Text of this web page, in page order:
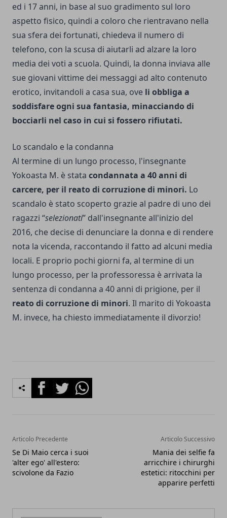
ed i 17 anni, in base al suo gradimento sul loro
aspetto fisico, quindi a coloro che rientravano nella
sua sfera dei fortunati, chiedeva il numero di
telefono, con la scusa di aiutarli ad alzare la loro
media dei voti a scuola. Quindi, la donna inviava alle
sue giovani vittime dei messaggi ad alto contenuto
erotico, invitandoli a casa sua, ove li obbliga a
soddisfare ogni sua fantasia, minacciando di
bocciarli nel caso in cui si fossero rifiutati.
Lo scandalo e la condanna
Al termine di un lungo processo, l'insegnante
Yokoasta M. è stata condannata a 40 anni di
carcere, per il reato di corruzione di minori. Lo
scandalo è stato scoperto grazie al padre di uno dei
ragazzi “selezionati” dall'insegnante all'inizio del
2016, che decise di denunciare la donna e di rendere
nota la vicenda, raccontando il fatto ad alcuni media
locali. E proprio pochi giorni fa, al termine di un
lungo processo, per la professoressa è arrivata la
sentenza di condanna a 40 anni di prigione, per il
reato di corruzione di minori. Il marito di Yokoasta
M. invece, ha chiesto immediatamente il divorzio!
FacebookTwitterWhatsapp
Articolo Precedente
Se Di Maio cerca i suoi
'alter ego' all'estero:
scivolone da Fazio
Articolo Successivo
Mania dei selfie fa
arricchire i chirurghi
estetici: ritocchini per
apparire perfetti